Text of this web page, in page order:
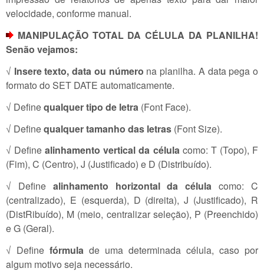
velocidade, conforme manual.
MANIPULAÇÃO TOTAL DA CÉLULA DA PLANILHA!
Senão vejamos:
√ Insere texto, data ou número na planilha. A data pega o
formato do SET DATE automaticamente.
√ Definequalquer tipo de letra (Font Face).
√ Definequalquer tamanho das letras (Font Size).
√ Definealinhamento vertical da célulacomo: T (Topo), F
(Fim), C (Centro), J (Justificado) e D (Distribuído).
√ Define alinhamento horizontal da célula como: C
(centralizado), E (esquerda), D (direita), J (Justificado), R
(DistRibuído), M (meio, centralizar seleção), P (Preenchido)
e G (Geral).
√ Define fórmula de uma determinada célula, caso por
algum motivo seja necessário.